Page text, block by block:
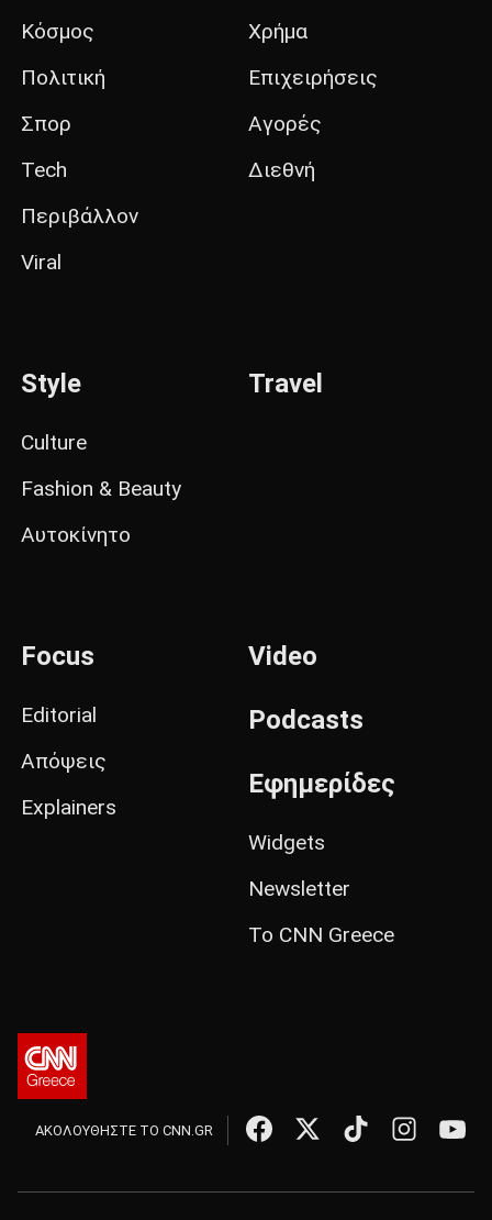
Κόσμος
Πολιτική
Σπορ
Tech
Περιβάλλον
Viral
Χρήμα
Επιχειρήσεις
Αγορές
Διεθνή
Style
Culture
Fashion & Beauty
Αυτοκίνητο
Travel
Focus
Editorial
Απόψεις
Explainers
Video
Podcasts
Εφημερίδες
Widgets
Newsletter
Το CNN Greece
ΑΚΟΛΟΥΘΗΣΤΕ ΤΟ CNN.GR